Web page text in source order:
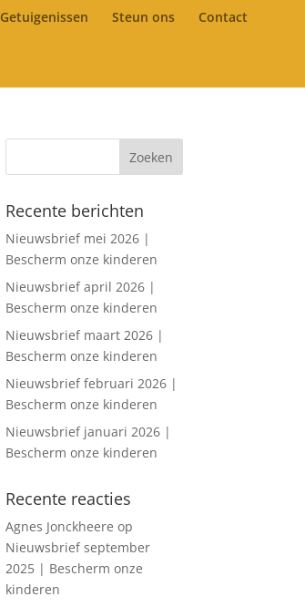
Getuigenissen Steun ons Contact
Recente berichten
Nieuwsbrief mei 2026 |
Bescherm onze kinderen
Nieuwsbrief april 2026 |
Bescherm onze kinderen
Nieuwsbrief maart 2026 |
Bescherm onze kinderen
Nieuwsbrief februari 2026 |
Bescherm onze kinderen
Nieuwsbrief januari 2026 |
Bescherm onze kinderen
Recente reacties
Agnes Jonckheere op
Nieuwsbrief september
2025 | Bescherm onze
kinderen